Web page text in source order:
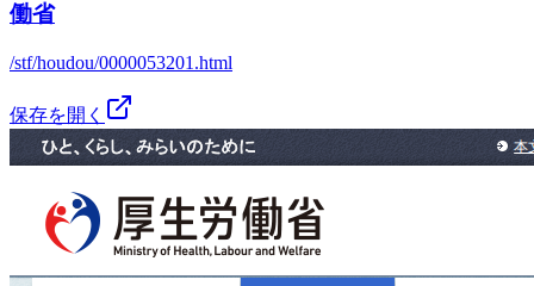
働省
/stf/houdou/0000053201.html
保存を開く